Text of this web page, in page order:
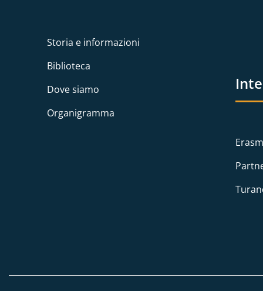
Storia e informazioni
Biblioteca
Dove siamo
Organigramma